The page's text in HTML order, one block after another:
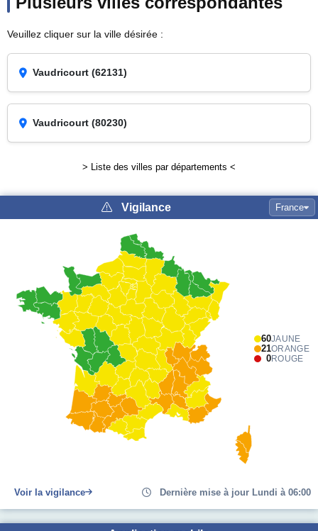
Veuillez cliquer sur la ville désirée :
Vaudricourt (62131)
Vaudricourt (80230)
> Liste des villes par départements <
Vigilance France
60JAUNE
21ORANGE
0ROUGE
Voir la vigilance Dernière mise à jour Lundi à 06:00